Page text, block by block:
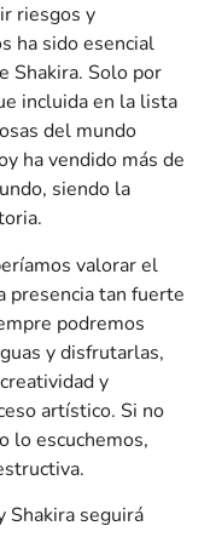
riesgos y
ha sido esencial
Shakira. Solo por
incluida en la lista
del mundo
ha vendido más de
siendo la
valorar el
presencia tan fuerte
podremos
y disfrutarlas,
y
artístico. Si no
lo escuchemos,
Shakira seguirá